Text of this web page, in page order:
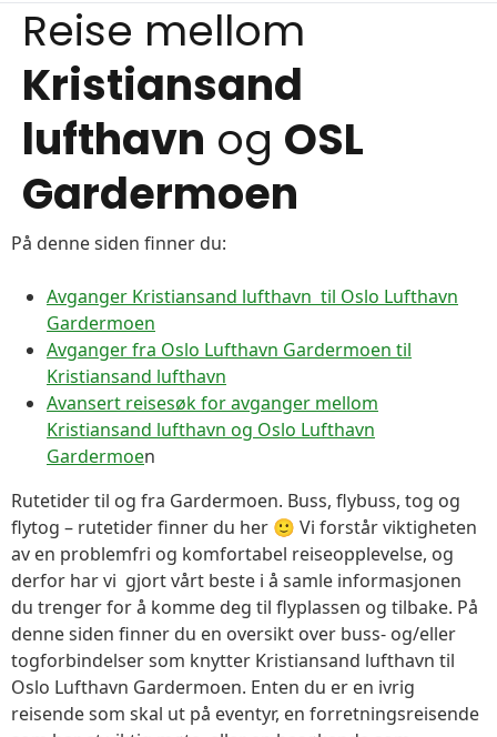
Reise mellom
Kristiansand
lufthavn og OSL
Gardermoen
På denne siden finner du:
Avganger Kristiansand lufthavn til Oslo Lufthavn
Gardermoen
Avganger fra Oslo Lufthavn Gardermoen til
Kristiansand lufthavn
Avansert reisesøk for avganger mellom
Kristiansand lufthavn og Oslo Lufthavn
Gardermoen
Rutetider til og fra Gardermoen. Buss, flybuss, tog og
flytog – rutetider finner du her 🙂 Vi forstår viktigheten
av en problemfri og komfortabel reiseopplevelse, og
derfor har vi gjort vårt beste i å samle informasjonen
du trenger for å komme deg til flyplassen og tilbake. På
denne siden finner du en oversikt over buss- og/eller
togforbindelser som knytter Kristiansand lufthavn til
Oslo Lufthavn Gardermoen. Enten du er en ivrig
reisende som skal ut på eventyr, en forretningsreisende